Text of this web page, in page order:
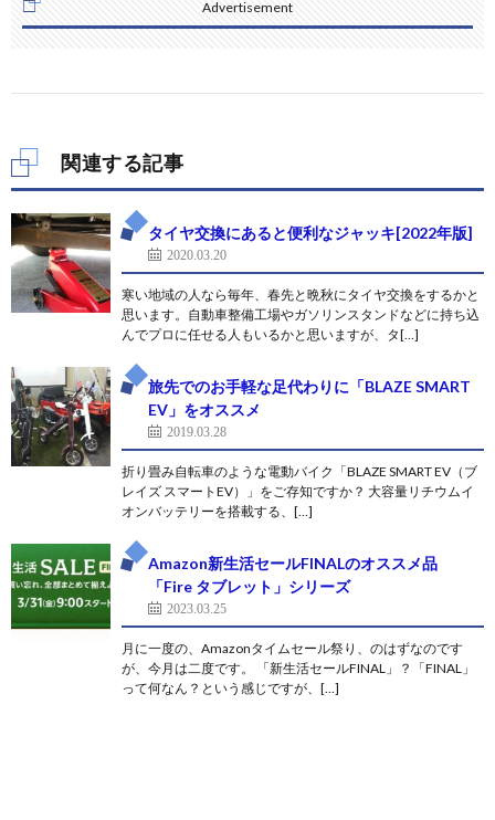
Advertisement
関連する記事
タイヤ交換にあると便利なジャッキ[2022年版]
2020.03.20
寒い地域の人なら毎年、春先と晩秋にタイヤ交換をするかと
思います。自動車整備工場やガソリンスタンドなどに持ち込
んでプロに任せる人もいるかと思いますが、タ[…]
旅先でのお手軽な足代わりに「BLAZE SMART
EV」をオススメ
2019.03.28
折り畳み自転車のような電動バイク「BLAZE SMART EV（ブ
レイズ スマートEV）」をご存知ですか？ 大容量リチウムイ
オンバッテリーを搭載する、[…]
Amazon新生活セールFINALのオススメ品
「Fire タブレット」シリーズ
2023.03.25
月に一度の、Amazonタイムセール祭り、のはずなのです
が、今月は二度です。 「新生活セールFINAL」？「FINAL」
って何なん？という感じですが、[…]